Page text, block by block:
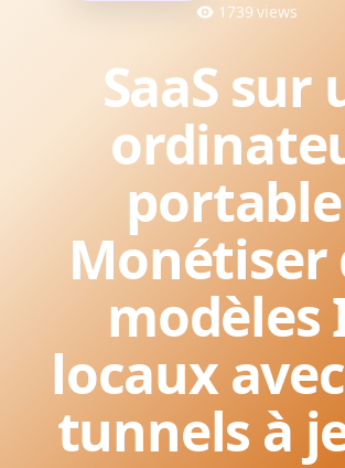
1739 views
SaaS sur
Monétiser
modèles
locaux
tunnels à